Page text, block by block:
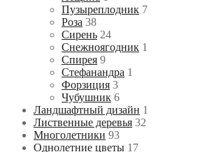
Пузыреплодник 7
Роза 38
Сирень 24
Снежноягодник 1
Спирея 9
Стефанандра 1
Форзиция 3
Чубушник 6
Ландшафтный дизайн 1
Лиственные деревья 32
Многолетники 93
Однолетние цветы 17